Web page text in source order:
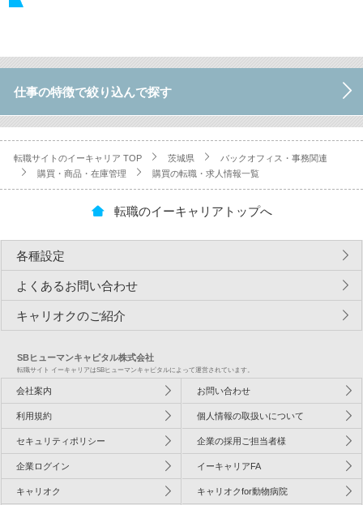
仕事の特徴で絞り込んで探す
転職サイトのイーキャリア TOP 茨城県
バックオフィス・事務関連
購買・商品・在庫管理
購買の転職・求人情報一覧
転職のイーキャリアトップへ
各種設定
よくあるお問い合わせ
キャリオクのご紹介
SBヒューマンキャピタル株式会社
転職サイト イーキャリアはSBヒューマンキャピタルによって運営されています。
会社案内 お問い合わせ
利用規約 個人情報の取扱いについて
セキュリティポリシー 企業の採用ご担当者様
企業ログイン イーキャリアFA
キャリオク キャリオクfor動物病院